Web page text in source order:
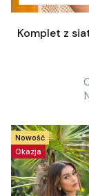
Komplet z
Okazja
Nowość